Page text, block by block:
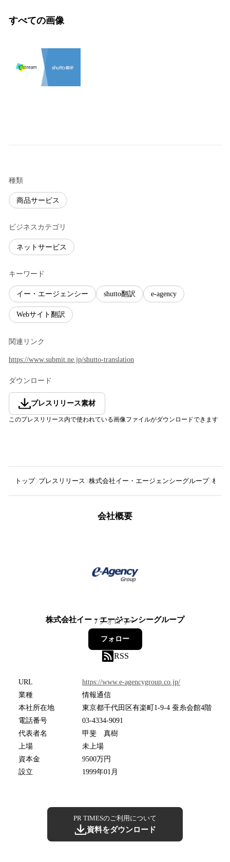
すべての画像
種類
商品サービス
ビジネスカテゴリ
ネットサービス
キーワード
イー・エージェンシー shutto翻訳 e-agency
Webサイト翻訳
関連リンク
https://www.submit.ne.jp/shutto-translation
ダウンロード
プレスリリース素材
このプレスリリース内で使われている画像ファイルがダウンロードできます
トップ プレスリリース 株式会社イー・エージェンシーグループ 株式
会社概要
株式会社イー・エージェンシーグループ
7フォロワー
フォロー
RSS
URL
https://www.e-agencygroup.co.jp/
業種
情報通信
本社所在地
東京都千代田区有楽町1-9-4 蚕糸会館4階
電話番号
03-4334-9091
代表者名
甲斐 真樹
上場
未上場
資本金
9500万円
設立
1999年01月
PR TIMESのご利用について
資料をダウンロード